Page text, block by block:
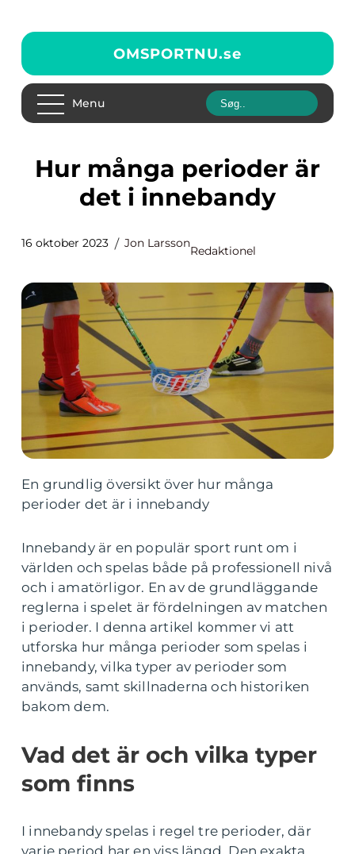
OMSPORTNU.se
Menu
Hur många perioder är
det i innebandy
16 oktober 2023 Jon Larsson
Redaktionel
En grundlig översikt över hur många
perioder det är i innebandy
Innebandy är en populär sport runt om i
världen och spelas både på professionell nivå
och i amatörligor. En av de grundläggande
reglerna i spelet är fördelningen av matchen
i perioder. I denna artikel kommer vi att
utforska hur många perioder som spelas i
innebandy, vilka typer av perioder som
används, samt skillnaderna och historiken
bakom dem.
Vad det är och vilka typer
som finns
I innebandy spelas i regel tre perioder, där
varje period har en viss längd. Den exakta